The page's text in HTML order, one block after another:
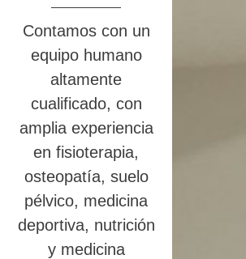
Contamos con un
equipo humano
altamente
cualificado, con
amplia experiencia
en fisioterapia,
osteopatía, suelo
pélvico, medicina
deportiva, nutrición
y medicina